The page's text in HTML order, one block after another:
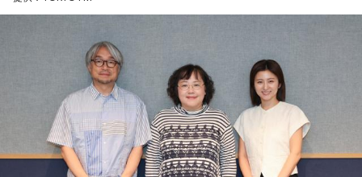
て、亡くなったと特定できないケースもあるんです。だか
ら、あの日、列車に乗っていて亡くなった方のご遺族の方に
お目にかかりたいんです」
8月5日、いのはなトンネルの近くでは、慰霊の集いが開かれ
ます。年々、乗客で銃撃を体験された方の出席は少なくな
り、去年はわずかにお二人でした。でも、出席される方の数
は、不思議と減ることがありません。
大きな注目を集めています。きゃりーは「いろんな人から
気になっていました」と語り、今回の出演を熱烈オファーし
たことを明かします。
◆「今いちばんすごい人」と聞いて実現した初対談
きゃりーは、いろんなところからゆとりくんのお話を聞くこ
とが多かったそうで、クリエイティブディレクター・千原徹
也さんとのランチでも「今、きゃりーちゃんくらいの世代で